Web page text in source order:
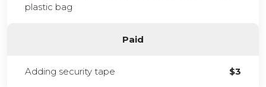
plastic bag
Paid
Adding security tape $3